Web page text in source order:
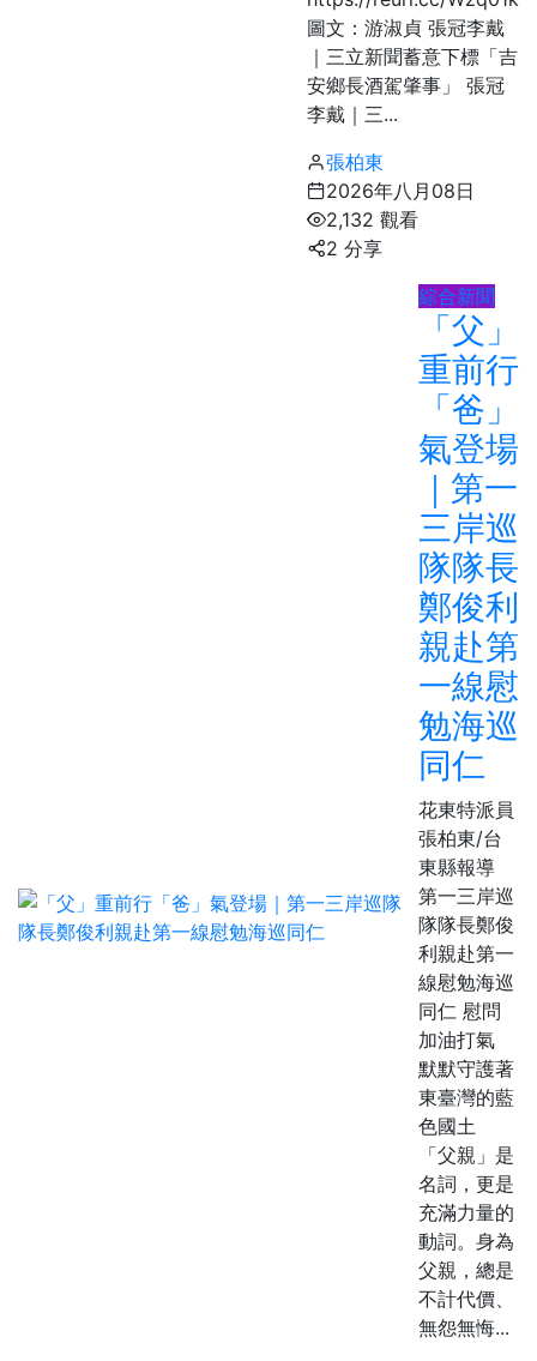
圖文：游淑貞 張冠李戴
｜三立新聞蓄意下標「吉
安鄉長酒駕肇事」 張冠
李戴｜三...
張柏東
2026年八月08日
2,132 觀看
2 分享
綜合新聞
「父」
重前行
「爸」
氣登場
｜第一
三岸巡
隊隊長
鄭俊利
親赴第
一線慰
勉海巡
同仁
花東特派員
張柏東/台
東縣報導
第一三岸巡
隊隊長鄭俊
利親赴第一
線慰勉海巡
同仁 慰問
加油打氣
默默守護著
東臺灣的藍
色國土
「父親」是
名詞，更是
充滿力量的
動詞。身為
父親，總是
不計代價、
無怨無悔...